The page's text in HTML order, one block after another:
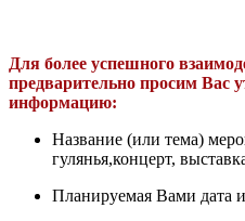
Для более успешного
предварительно просим Вас
информацию:
Название (или тема)
гулянья,концерт,
Планируемая Вами дата